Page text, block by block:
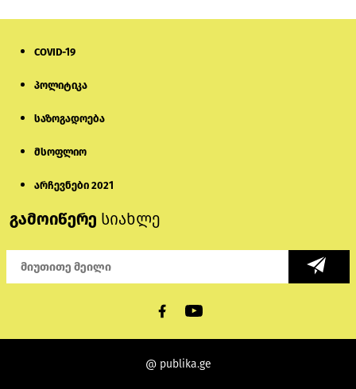
COVID-19
პოლიტიკა
საზოგადოება
მსოფლიო
არჩევნები 2021
გამოიწერე სიახლე
@ publika.ge